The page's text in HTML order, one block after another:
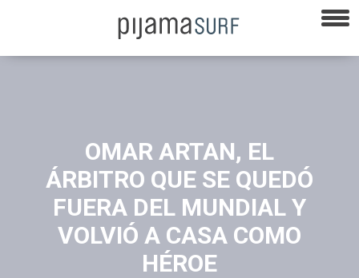
OMAR ARTAN, EL
ÁRBITRO QUE SE QUEDÓ
FUERA DEL MUNDIAL Y
VOLVIÓ A CASA COMO
HÉROE